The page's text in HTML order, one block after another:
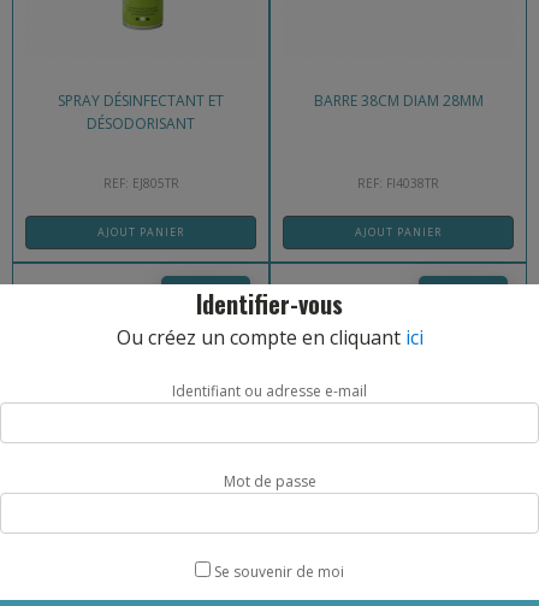
SPRAY DÉSINFECTANT ET
DÉSODORISANT
REF: EJ805TR
AJOUT PANIER
BARRE 38CM DIAM 28MM
REF: FI4038TR
AJOUT PANIER
17,60 €
Identifier-vous
Ou créez un compte en cliquant ici
Identifiant ou adresse e-mail
Mot de passe
Se souvenir de moi